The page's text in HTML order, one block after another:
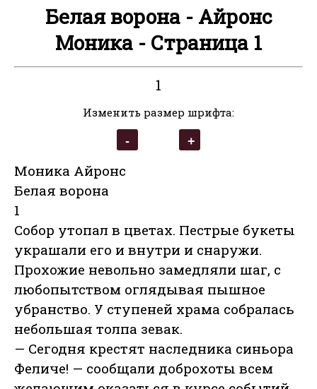
Белая ворона - Айронс
Моника - Страница 1
1
Изменить размер шрифта:
Моника Айронс
Белая ворона
1
Собор утопал в цветах. Пестрые букеты
украшали его и внутри и снаружи.
Прохожие невольно замедляли шаг, с
любопытством оглядывая пышное
убранство. У ступеней храма собралась
небольшая толпа зевак.
— Сегодня крестят наследника синьора
Феличе! — сообщали доброхоты всем